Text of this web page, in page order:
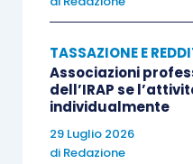
in Valle
Sostituto di
7, legge 30
“1310”
comunali sugli
TASSAZIONE E
Associazioni
dell’IRAP se
individualmente
29 Luglio 2026
di Redazione